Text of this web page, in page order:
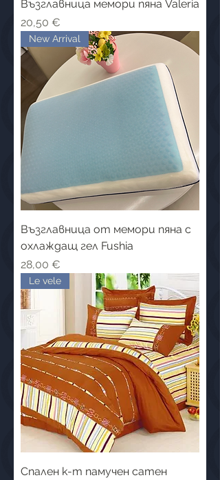
Възглавница мемори пяна Valeria
Цена
20,50 €
New Arrival
Възглавница от мемори пяна с
охлаждащ гел Fushia
Цена
28,00 €
Le vele
Cпален к-т памучен сатен